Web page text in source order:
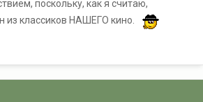
поскольку, как я считаю,
из классиков НАШЕГО кино.